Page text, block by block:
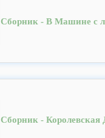
Сборник - В Машине с
Сборник - Королевская